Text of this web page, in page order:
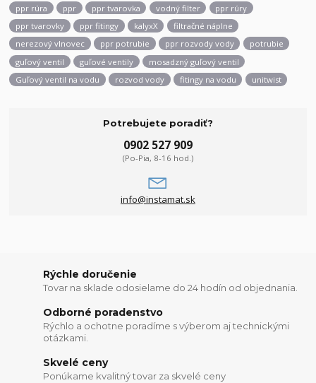
ppr rúra ppr ppr tvarovka vodný filter
ppr rúry
ppr tvarovky
ppr fitingy kalyxX
filtračné náplne
nerezový vlnovec
ppr potrubie ppr rozvody vody
potrubie
guľový ventil
guľové ventily
mosadzný guľový ventil
Guľový ventil na vodu
rozvod vody fitingy na vodu unitwist
Potrebujete poradiť?
0902 527 909
(Po-Pia, 8-16 hod.)
info@instamat.sk
Rýchle doručenie
Tovar na sklade odosielame do 24 hodín od objednania.
Odborné poradenstvo
Rýchlo a ochotne poradíme s výberom aj technickými
otázkami.
Skvelé ceny
Ponúkame kvalitný tovar za skvelé ceny